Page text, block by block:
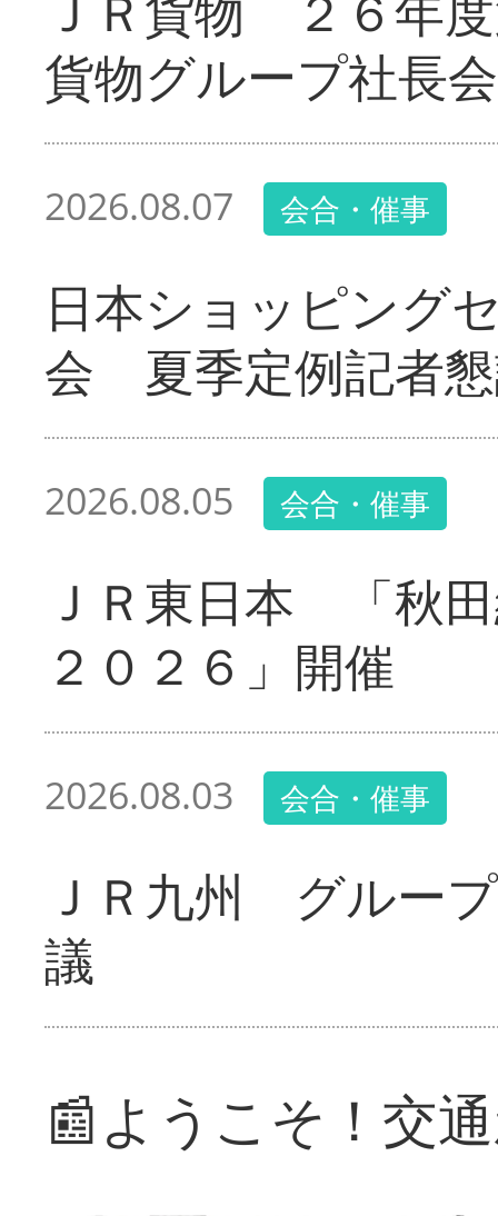
貨物グループ社長
2026.08.07 会合・催事
日本ショッピング
会 夏季定例記者
2026.08.05 会合・催事
ＪＲ東日本 「秋
２０２６」開催
2026.08.03 会合・催事
ＪＲ九州 グルー
議
📰ようこそ！交